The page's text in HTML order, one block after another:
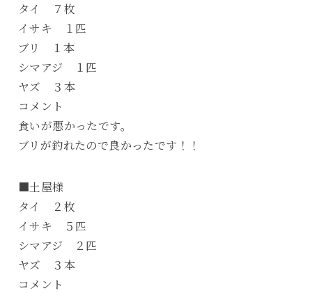
タイ ７枚
イサキ １匹
ブリ １本
シマアジ １匹
ヤズ ３本
コメント
食いが悪かったです。
ブリが釣れたので良かったです！！
■土屋様
タイ ２枚
イサキ ５匹
シマアジ ２匹
ヤズ ３本
コメント